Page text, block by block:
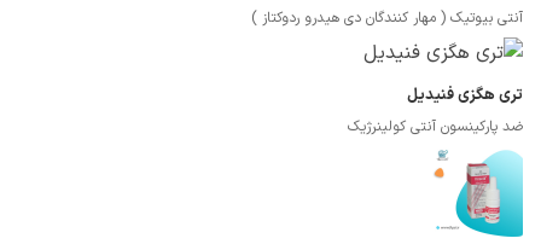
آنتی بیوتیک ( مهار کنندگان دی هیدرو ردوکتاز )
تری هگزی فنیدیل
ضد پارکینسون آنتی کولینرژیک